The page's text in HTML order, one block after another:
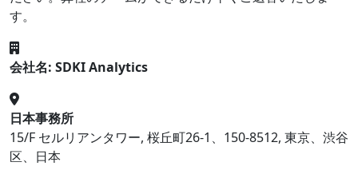
す。
会社名: SDKI Analytics
日本事務所
15/F セルリアンタワー, 桜丘町26-1、150-8512, 東京、渋谷
区、日本